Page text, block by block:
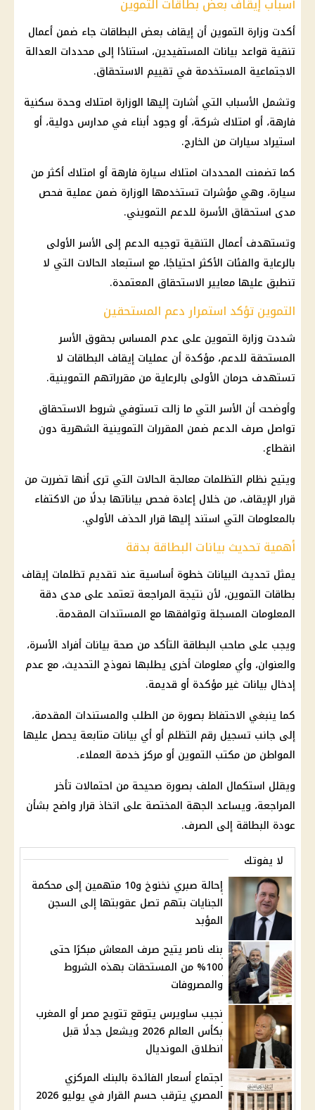
أكدت وزارة التموين أن إيقاف بعض البطاقات جاء ضمن أعمال
تنقية قواعد بيانات المستفيدين، استنادًا إلى محددات العدالة
الاجتماعية المستخدمة في تقييم الاستحقاق.
وتشمل الأسباب التي أشارت إليها الوزارة امتلاك وحدة سكنية
فارهة، أو امتلاك شركة، أو وجود أبناء في مدارس دولية، أو
استيراد سيارات من الخارج.
كما تضمنت المحددات امتلاك سيارة فارهة أو امتلاك أكثر من
سيارة، وهي مؤشرات تستخدمها الوزارة ضمن عملية فحص
مدى استحقاق الأسرة للدعم التمويني.
وتستهدف أعمال التنقية توجيه الدعم إلى الأسر الأولى
بالرعاية والفئات الأكثر احتياجًا، مع استبعاد الحالات التي لا
تنطبق عليها معايير الاستحقاق المعتمدة.
التموين تؤكد استمرار دعم المستحقين
شددت وزارة التموين على عدم المساس بحقوق الأسر
المستحقة للدعم، مؤكدة أن عمليات إيقاف البطاقات لا
تستهدف حرمان الأولى بالرعاية من مقرراتهم التموينية.
وأوضحت أن الأسر التي ما زالت تستوفي شروط الاستحقاق
تواصل صرف الدعم ضمن المقررات التموينية الشهرية دون
انقطاع.
ويتيح نظام التظلمات معالجة الحالات التي ترى أنها تضررت من
قرار الإيقاف، من خلال إعادة فحص بياناتها بدلًا من الاكتفاء
بالمعلومات التي استند إليها قرار الحذف الأولي.
أهمية تحديث بيانات البطاقة بدقة
يمثل تحديث البيانات خطوة أساسية عند تقديم تظلمات إيقاف
بطاقات التموين، لأن نتيجة المراجعة تعتمد على مدى دقة
المعلومات المسجلة وتوافقها مع المستندات المقدمة.
ويجب على صاحب البطاقة التأكد من صحة بيانات أفراد الأسرة،
والعنوان، وأي معلومات أخرى يطلبها نموذج التحديث، مع عدم
إدخال بيانات غير مؤكدة أو قديمة.
كما ينبغي الاحتفاظ بصورة من الطلب والمستندات المقدمة،
إلى جانب تسجيل رقم التظلم أو أي بيانات متابعة يحصل عليها
المواطن من مكتب التموين أو مركزخدمة العملاء.
ويقلل استكمال الملف بصورة صحيحة من احتمالات تأخر
المراجعة، ويساعد الجهة المختصة على اتخاذ قرار واضح بشأن
عودة البطاقة إلى الصرف.
لا يفوتك
إحالة صبري نخنوخ و10 متهمين إلى محكمة
الجنايات بتهم تصل عقوبتها إلى السجن
المؤبد
بنك ناصر يتيح صرف المعاش مبكرًا حتى
100% من المستحقات بهذه الشروط
والمصروفات
نجيب ساويرس يتوقع تتويج مصر أو المغرب
بكأس العالم 2026 ويشعل جدلًا قبل
انطلاق المونديال
اجتماع أسعار الفائدة بالبنك المركزي
المصري يترقب حسم القرار في يوليو 2026